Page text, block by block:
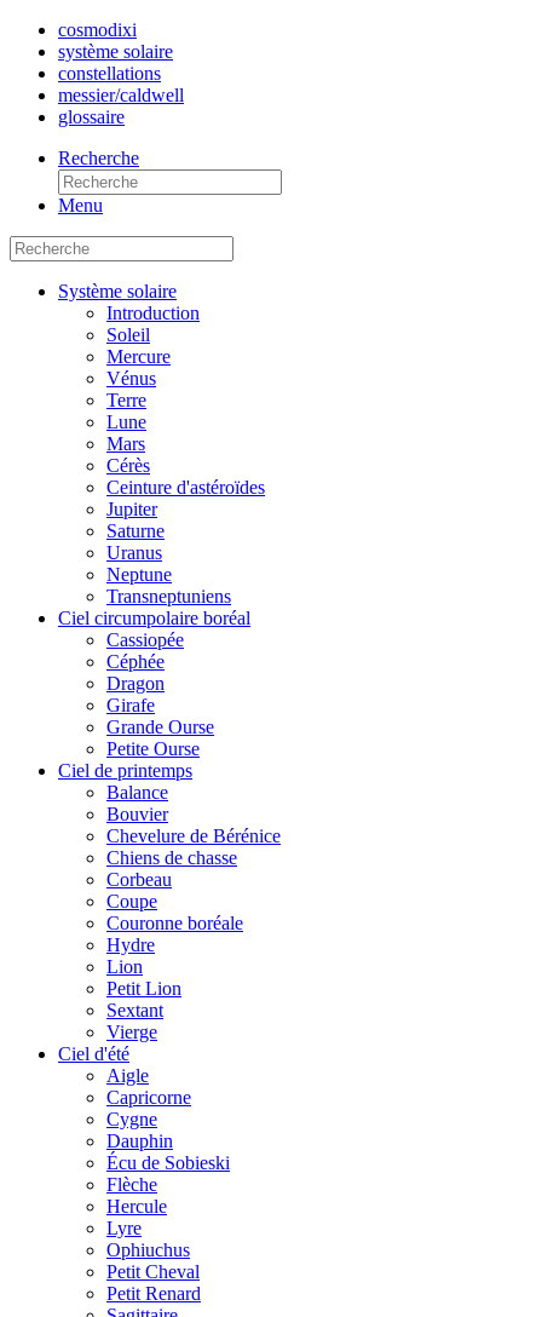
cosmodixi
système solaire
constellations
messier/caldwell
glossaire
Recherche
Menu
Système solaire
Introduction
Soleil
Mercure
Vénus
Terre
Lune
Mars
Cérès
Ceinture d'astéroïdes
Jupiter
Saturne
Uranus
Neptune
Transneptuniens
Ciel circumpolaire boréal
Cassiopée
Céphée
Dragon
Girafe
Grande Ourse
Petite Ourse
Ciel de printemps
Balance
Bouvier
Chevelure de Bérénice
Chiens de chasse
Corbeau
Coupe
Couronne boréale
Hydre
Lion
Petit Lion
Sextant
Vierge
Ciel d'été
Aigle
Capricorne
Cygne
Dauphin
Écu de Sobieski
Flèche
Hercule
Lyre
Ophiuchus
Petit Cheval
Petit Renard